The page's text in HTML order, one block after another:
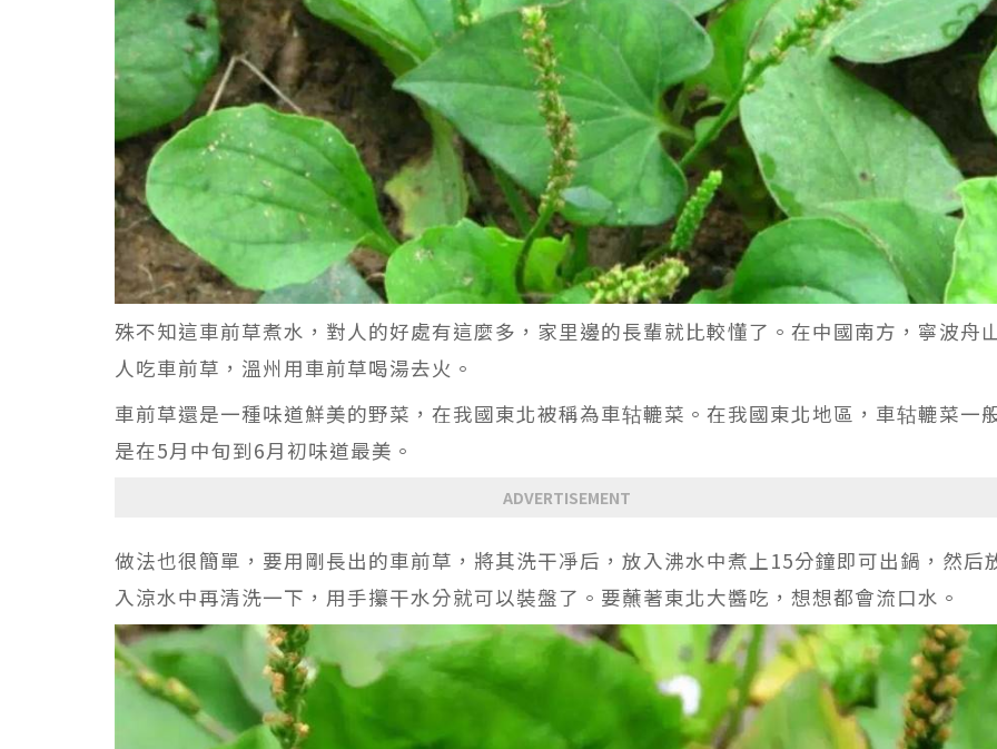
殊不知這車前草煮水，對人的好處有這麼多，家里邊的長輩就比較懂了。在中國南方，寧波舟
人吃車前草，溫州用車前草喝湯去火。
車前草還是一種味道鮮美的野菜，在我國東北被稱為車轱轆菜。在我國東北地區，車轱轆菜一
是在5月中旬到6月初味道最美。
ADVERTISEMENT
做法也很簡單，要用剛長出的車前草，將其洗干凈后，放入沸水中煮上15分鐘即可出鍋，然后
入涼水中再清洗一下，用手攥干水分就可以裝盤了。要蘸著東北大醬吃，想想都會流口水。